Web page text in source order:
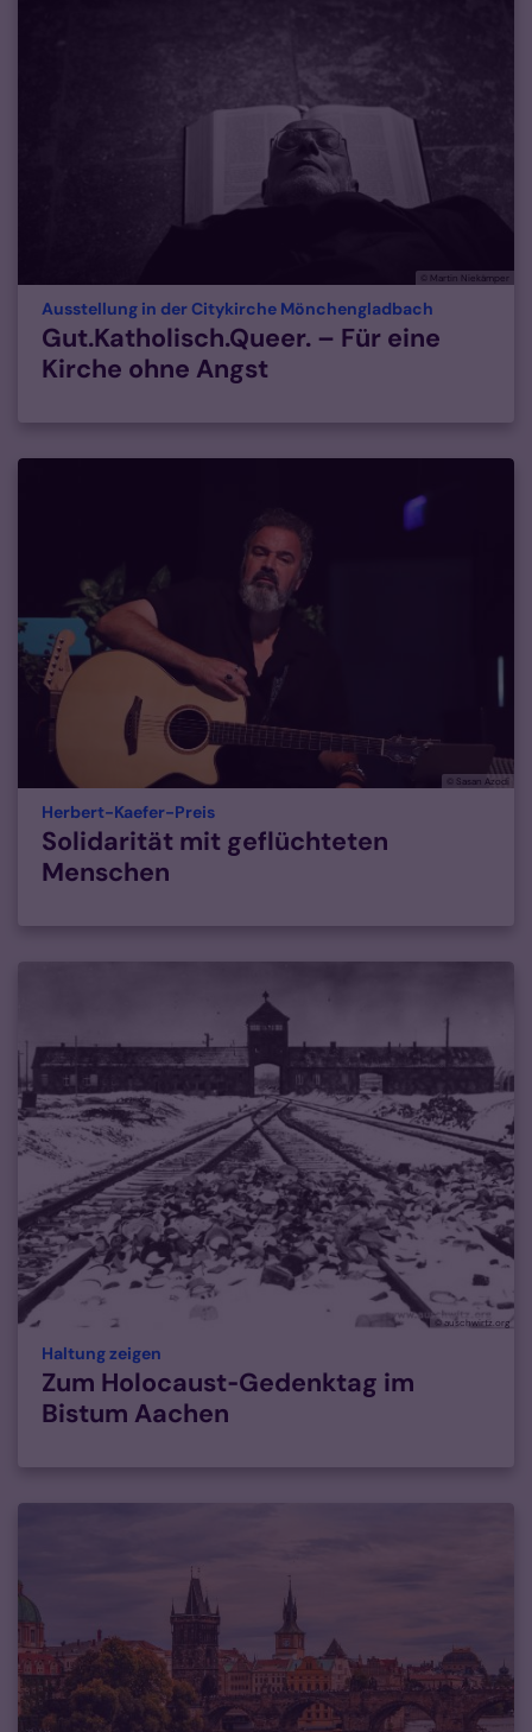
© Martin Niekämper
Ausstellung in der Citykirche Mönchengladbach
Gut.Katholisch.Queer. – Für eine
Kirche ohne Angst
© Sasan Azodi
Herbert-Kaefer-Preis:
Solidarität mit geflüchteten
Menschen
© auschwirtz.org
Haltung zeigen
Zum Holocaust‑Gedenktag im
Bistum Aachen